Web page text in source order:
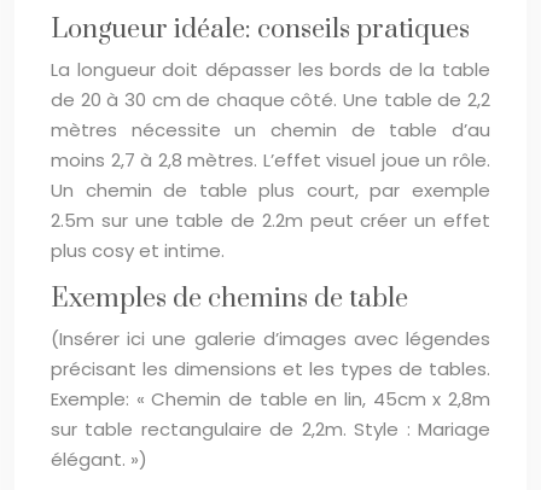
Longueur idéale: conseils pratiques
La longueur doit dépasser les bords de la table
de 20 à 30 cm de chaque côté. Une table de 2,2
mètres nécessite un chemin de table d’au
moins 2,7 à 2,8 mètres. L’effet visuel joue un rôle.
Un chemin de table plus court, par exemple
2.5m sur une table de 2.2m peut créer un effet
plus cosy et intime.
Exemples de chemins de table
(Insérer ici une galerie d’images avec légendes
précisant les dimensions et les types de tables.
Exemple: « Chemin de table en lin, 45cm x 2,8m
sur table rectangulaire de 2,2m. Style : Mariage
élégant. »)